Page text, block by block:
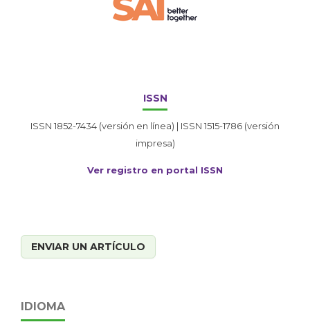
ISSN
ISSN 1852-7434 (versión en línea) | ISSN 1515-1786 (versión
impresa)
Ver registro en portal ISSN
ENVIAR UN ARTÍCULO
IDIOMA